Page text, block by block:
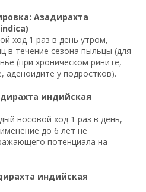
Азадирахта
ход 1 раз в день утром,
в течение сезона пыльцы (для
(при хроническом рините,
у подростков).
индийская
носовой ход 1 раз в день,
до 6 лет не
потенциала на
индийская